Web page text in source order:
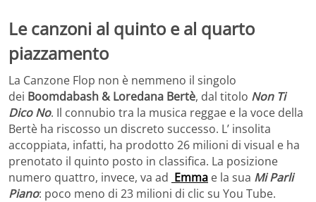
Le canzoni al quinto e al quarto
piazzamento
La Canzone Flop non è nemmeno il singolo
dei Boomdabash & Loredana Bertè, dal titolo Non Ti
Dico No. Il connubio tra la musica reggae e la voce della
Bertè ha riscosso un discreto successo. L’ insolita
accoppiata, infatti, ha prodotto 26 milioni di visual e ha
prenotato il quinto posto in classifica. La posizione
numero quattro, invece, va ad Emma e la sua Mi Parli
Piano: poco meno di 23 milioni di clic su You Tube.